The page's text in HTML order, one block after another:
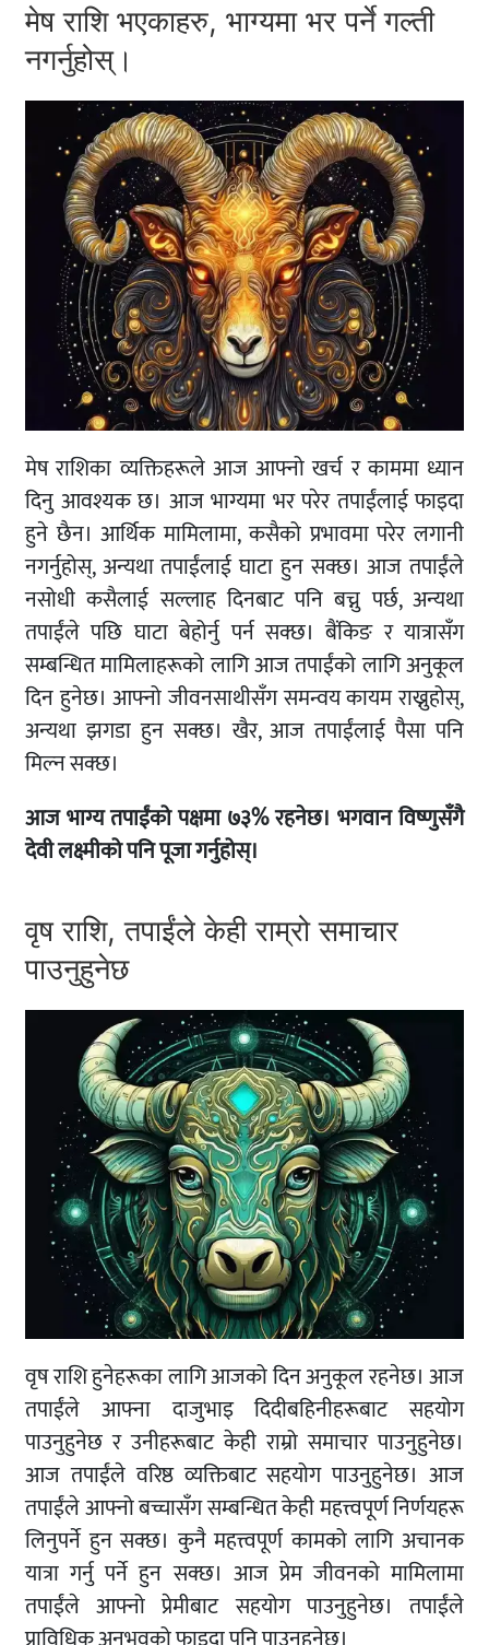
मेष राशि भएकाहरु, भाग्यमा भर पर्ने गल्ती
नगर्नुहोस्।
मेष राशिका व्यक्तिहरूले आज आफ्नो खर्च र काममा ध्यान
दिनु आवश्यक छ। आज भाग्यमा भर परेर तपाईंलाई फाइदा
हुने छैन। आर्थिक मामिलामा, कसैको प्रभावमा परेर लगानी
नगर्नुहोस्, अन्यथा तपाईंलाई घाटा हुन सक्छ। आज तपाईंले
नसोधी कसैलाई सल्लाह दिनबाट पनि बच्नु पर्छ, अन्यथा
तपाईंले पछि घाटा बेहोर्नु पर्न सक्छ। बैंकिङ र यात्रासँग
सम्बन्धित मामिलाहरूको लागि आज तपाईंको लागि अनुकूल
दिन हुनेछ। आफ्नो जीवनसाथीसँग समन्वय कायम राख्नुहोस्,
अन्यथा झगडा हुन सक्छ। खैर, आज तपाईंलाई पैसा पनि
मिल्न सक्छ।
आज भाग्य तपाईंको पक्षमा ७३% रहनेछ। भगवान विष्णुसँगै
देवी लक्ष्मीको पनि पूजा गर्नुहोस्।
वृष राशि, तपाईंले केही राम्रो समाचार
पाउनुहुनेछ
वृष राशि हुनेहरूका लागि आजको दिन अनुकूल रहनेछ। आज
तपाईंले आफ्ना दाजुभाइ दिदीबहिनीहरूबाट सहयोग
पाउनुहुनेछ र उनीहरूबाट केही राम्रो समाचार पाउनुहुनेछ।
आज तपाईंले वरिष्ठ व्यक्तिबाट सहयोग पाउनुहुनेछ। आज
तपाईंले आफ्नो बच्चासँग सम्बन्धित केही महत्त्वपूर्ण निर्णयहरू
लिनुपर्ने हुन सक्छ। कुनै महत्त्वपूर्ण कामको लागि अचानक
यात्रा गर्नु पर्ने हुन सक्छ। आज प्रेम जीवनको मामिलामा
तपाईंले आफ्नो प्रेमीबाट सहयोग पाउनुहुनेछ। तपाईंले